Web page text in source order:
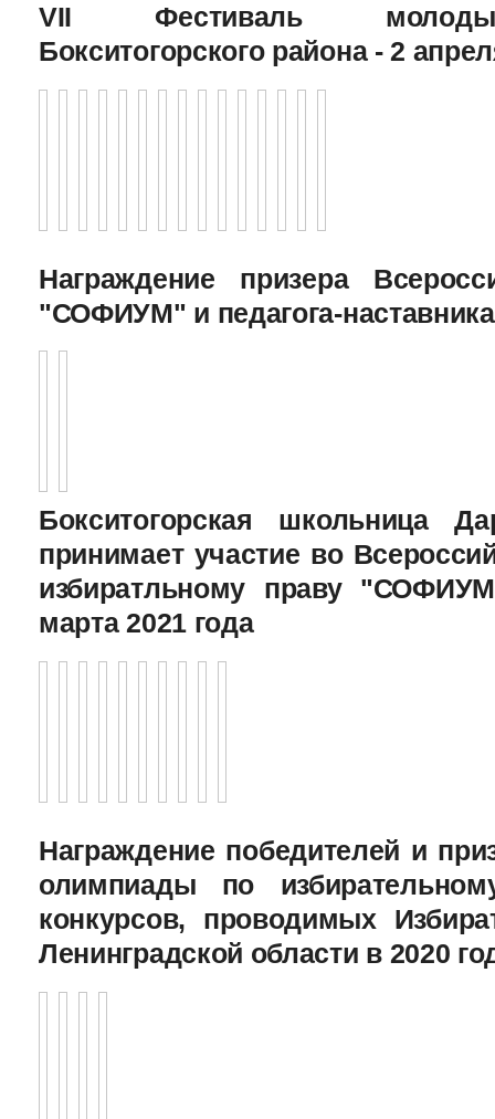
VII Фестиваль
Бокситогорского района - 2
Награждение призера
"СОФИУМ" и педагога-наставника
Бокситогорская школьница
принимает участие во
избиратльному праву
марта 2021 года
Награждение победителей и
олимпиады по
конкурсов, проводимых
Ленинградской области в 2020